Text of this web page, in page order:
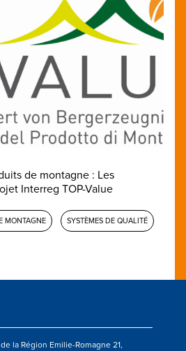
de montagne : Les
Interreg TOP-Value
MONTAGNE SYSTÈMES DE QUALITÉ
la Région Emilie-Romagne 21,